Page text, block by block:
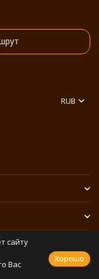
RUB
сайту
Вас
Хорошо